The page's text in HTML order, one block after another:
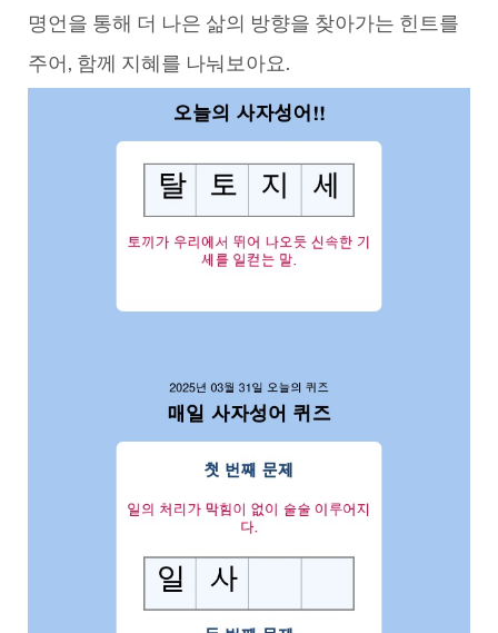
명언을 통해 더 나은 삶의 방향을 찾아가는 힌트를
주어, 함께 지혜를 나눠보아요.